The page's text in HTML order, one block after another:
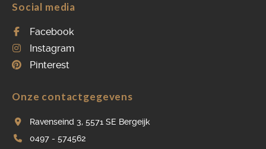
Social media
Facebook
Instagram
Pinterest
Onze contactgegevens
Ravenseind 3, 5571 SE Bergeijk
0497 - 574562